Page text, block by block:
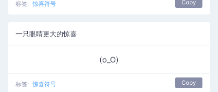
标签: 惊喜符号 Copy
一只眼睛更大的惊喜
(o_O)
标签: 惊喜符号 Copy